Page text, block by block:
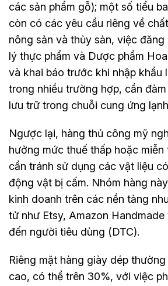
các sản phẩm gỗ); một số tiểu
còn có các yêu cầu riêng về
nông sản và thủy sản, việc
lý thực phẩm và Dược phẩm
và khai báo trước khi nhập khẩu
trong nhiều trường hợp, cần
lưu trữ trong chuỗi cung ứng
Ngược lại, hàng thủ công mỹ
hưởng mức thuế thấp hoặc miễn
cần tránh sử dụng các vật liệu
động vật bị cấm. Nhóm hàng
kinh doanh trên các nền tảng
tử như Etsy, Amazon
đến người tiêu dùng (DTC).
Riêng mặt hàng giày dép
cao, có thể trên 30%, với việc